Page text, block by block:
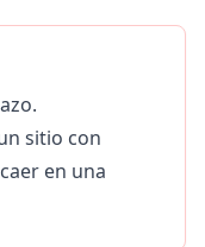
sitio con
en una